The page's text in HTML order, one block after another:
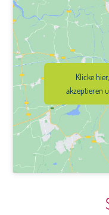
Klicke
akzeptieren